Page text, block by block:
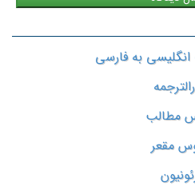
انگلیسی به فارسی
مطالب
مقعر